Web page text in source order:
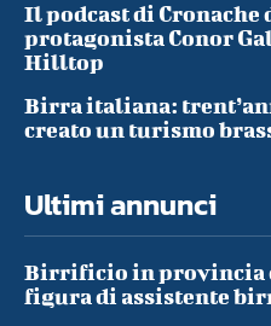
Il podcast di
protagonista Conor
Hilltop
Birra italiana:
creato un turismo
Ultimi annunci
Birrificio in provincia
figura di assistente